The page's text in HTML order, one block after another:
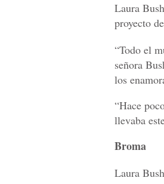
Laura
proyecto
“Todo el
señora
los
“Hace
llevaba
Broma
Laura